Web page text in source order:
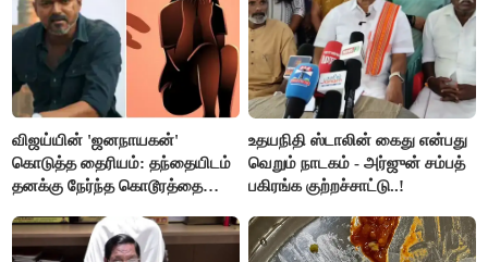
விஜய்யின் 'ஜனநாயகன்'
கொடுத்த தைரியம்: தந்தையிடம்
தனக்கு நேர்ந்த கொடூரத்தை
உதயநிதி ஸ்டாலின் கைது என்பது
வெறும் நாடகம் - அர்ஜுன் சம்பத்
பகிரங்க குற்றச்சாட்டு..!